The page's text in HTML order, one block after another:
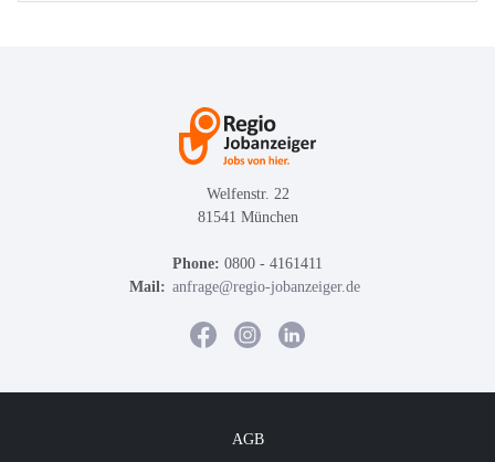
Welfenstr. 22
81541 München
Phone: 0800 - 4161411
Mail: anfrage@regio-jobanzeiger.de
AGB